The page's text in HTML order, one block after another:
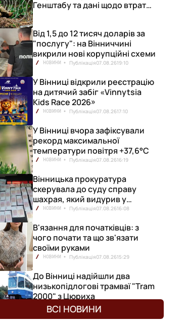
Генштабу та дані щодо втрат
Від 1,5 до 12 тисяч доларів за
"послугу": на Вінниччині
викрили нові корупційні схеми
НОВИНИ Публікація07.08.2619:10
У Вінниці відкрили реєстрацію
на дитячий забіг «Vinnytsia
Kids Race 2026»
НОВИНИ Публікація07.08.2617:10
У Вінниці вчора зафіксували
рекорд максимальної
температури повітря +37,6°С
НОВИНИ Публікація07.08.2616:19
Вінницька прокуратура
скерувала до суду справу
шахрая, який видурив у
вінничанки 154 тисячі гривень
НОВИНИ Публікація07.08.2616:08
В'язання для початківців: з
чого почати та що зв'язати
своїми руками
НОВИНИ Публікація07.08.2615:29
До Вінниці надійшли два
низькопідлогові трамваї "Tram
2000" з Цюриха
НОВИНИ Публікація07.08.26
ВСІ НОВИНИ